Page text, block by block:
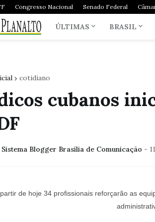
Congresso Nacional Senado Federal
ÚLTIMAS BRASIL
cotidiano
cubanos
Sistema Blogger Brasília de Comunicação -
de hoje 34 profissionais reforçarão as